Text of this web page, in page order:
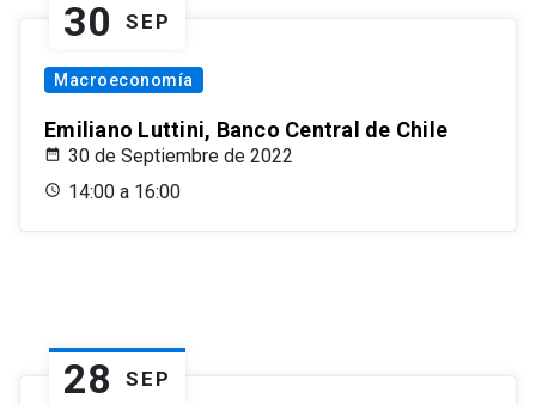
30 SEP
Macroeconomía
Emiliano Luttini, Banco Central de Chile
30 de Septiembre de 2022
14:00 a 16:00
28 SEP